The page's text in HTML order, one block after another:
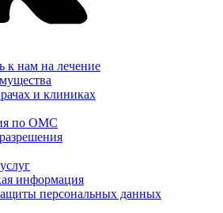
к нам на лечение
и клиниках
по ОМС
информация
персональных данных